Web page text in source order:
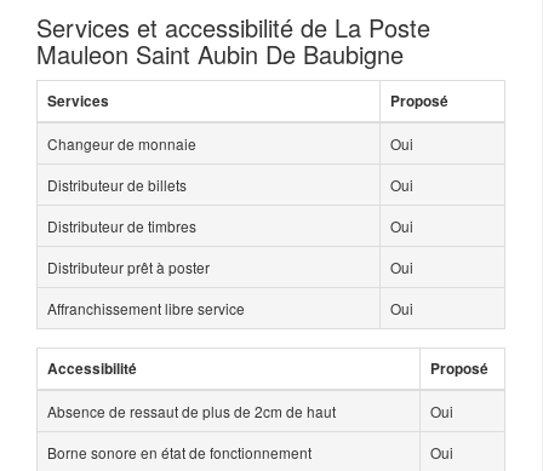
Services et accessibilité de La Poste
Mauleon Saint Aubin De Baubigne
Services Proposé
Changeur de monnaie
Oui
Distributeur de billets
Oui
Distributeur de timbres
Oui
Distributeur prêt à poster
Oui
Affranchissement libre service
Oui
Accessibilité Proposé
Absence de ressaut de plus de 2cm de haut
Oui
Borne sonore en état de fonctionnement
Oui